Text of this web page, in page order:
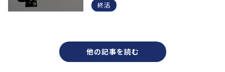
終活
他の記事を読む